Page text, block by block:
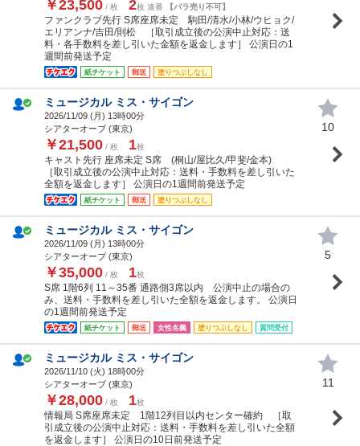
￥23,500 / 枚 2枚 連番 【バラ売り不可】
ファンクラブ先行 S席座席未定 駒田/清水/小林/ウヒョク/
エリアンナ/吉田/則松 ［取引成立後の公演中止対応：送
料・各手数料を差し引いた金額を返金します］ 公演日の1
週間前発送予定
紙チケット 郵送 塗りつぶしなし
ミュージカル ミス・サイゴン
2026/11/09 (月) 13時00分
シアターオーブ (東京)
￥21,500 / 枚 1枚
キャスト先行 座席未定 S席 (桐山/屋比久/甲斐/金本)
［取引成立後の公演中止対応：送料・手数料を差し引いた
全額を返金します］ 公演日の1週間前発送予定
紙チケット 郵送 塗りつぶしなし
10
ミュージカル ミス・サイゴン
2026/11/09 (月) 13時00分
シアターオーブ (東京)
￥35,000 / 枚 1枚
S席 1階6列 11～35番 通路側3席以内 公演中止の場合の
み、送料・手数料を差し引いた全額を返金します。 公演日
の1週間前発送予定
紙チケット 郵送 女性名義 塗りつぶしなし 質問受付
5
ミュージカル ミス・サイゴン
2026/11/10 (火) 18時00分
シアターオーブ (東京)
￥28,000 / 枚 1枚
情報局 S席座席未定 1階12列目以内センター確約 ［取
引成立後の公演中止対応：送料・手数料を差し引いた全額
を返金します］ 公演日の10日前発送予定
11